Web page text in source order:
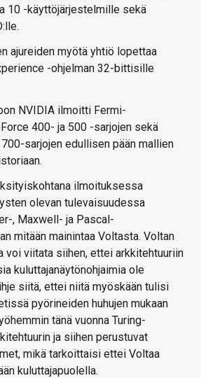
10 -käyttöjärjestelmille sekä
ajureiden myötä yhtiö lopettaa
-ohjelman 32-bittisille
NVIDIA ilmoitti Fermi-
400- ja 500 -sarjojen sekä
sarjojen edullisen pään mallien
ilmoituksessa
olevan tulevaisuudessa
, Maxwell- ja Pascal-
mitään mainintaa Voltasta. Voltan
voi viitata siihen, ettei arkkitehtuuriin
kuluttajanäytönohjaimia ole
siitä, ettei niitä myöskään tulisi
pyörineiden huhujen mukaan
tänä vuonna Turing-
ja siihen perustuvat
mikä tarkoittaisi ettei Voltaa
kuluttajapuolella.